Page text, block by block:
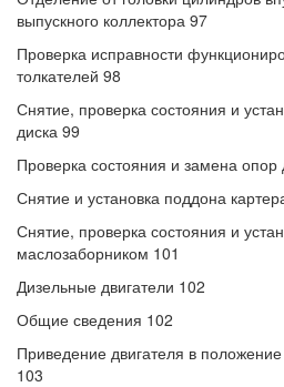
выпускного коллектора 97
Проверка исправности
толкателей 98
Снятие, проверка состояния и
диска 99
Проверка состояния и замена опор
Снятие и установка поддона
Снятие, проверка состояния и
маслозаборником 101
Дизельные двигатели 102
Общие сведения 102
Приведение двигателя в
103